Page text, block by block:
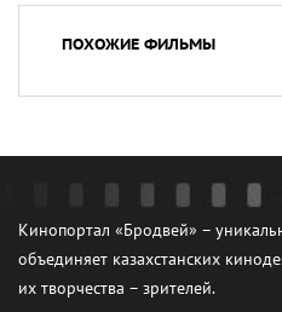
ПОХОЖИЕ ФИЛЬМЫ
Кинопортал «Бродвей» –
объединяет казахстанских
их творчества – зрителей.